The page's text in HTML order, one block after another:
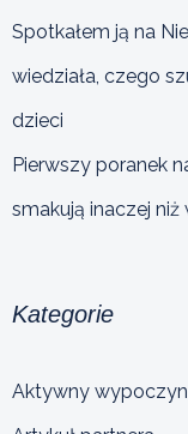
Spotkałem ją na
wiedziała, czego
dzieci
Pierwszy poranek
smakują inaczej niż
Kategorie
Aktywny